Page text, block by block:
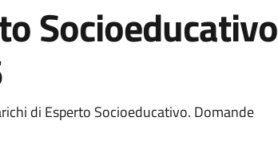
Socioeducativo
di Esperto Socioeducativo. Domande